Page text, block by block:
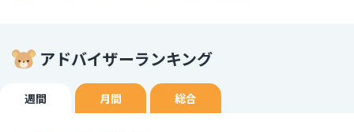
アドバイザーランキング
週間 月間 総合